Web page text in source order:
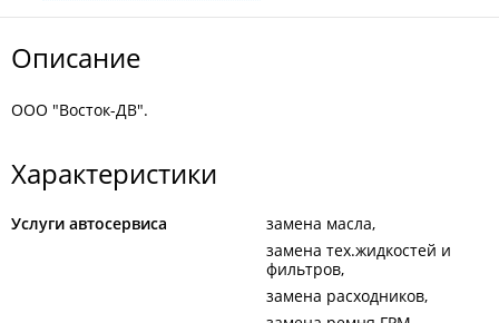
Описание
ООО "Восток-ДВ".
Характеристики
Услуги автосервиса
замена масла
замена тех.жидкостей и
фильтров
замена расходников